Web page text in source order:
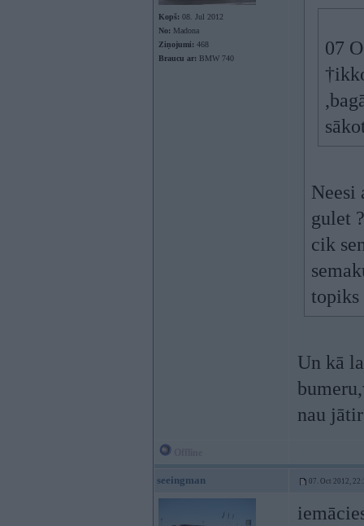
Kopš: 08. Jul 2012
No: Madona
Ziņojumi: 468
Braucu ar: BMW 740
07
Neesi
gulet
cik
Un kā
nau
seeingman 07. Oct 2012,